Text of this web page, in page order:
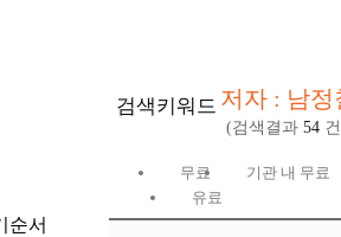
순서
검색키워드 저자 : 남정
(검색결과 54
무료
기관 내 무료
유료